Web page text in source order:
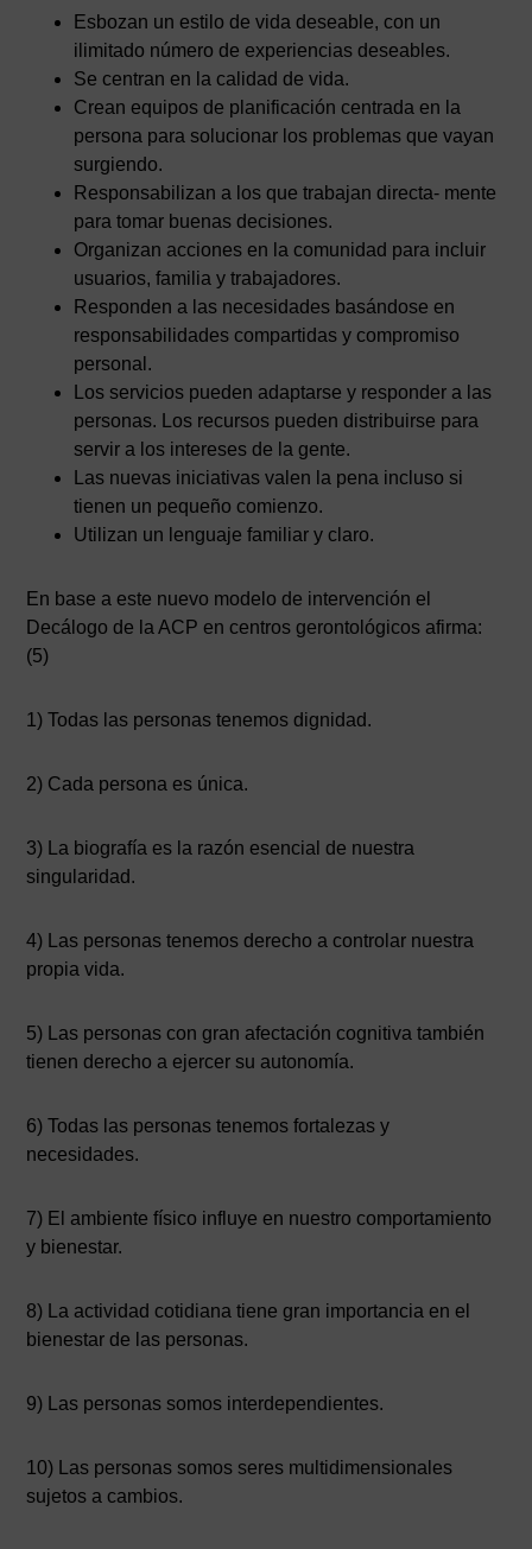
Esbozan un estilo de vida deseable, con un
ilimitado número de experiencias deseables.
Se centran en la calidad de vida.
Crean equipos de planificación centrada en la
persona para solucionar los problemas que vayan
surgiendo.
Responsabilizan a los que trabajan directa- mente
para tomar buenas decisiones.
Organizan acciones en la comunidad para incluir
usuarios, familia y trabajadores.
Responden a las necesidades basándose en
responsabilidades compartidas y compromiso
personal.
Los servicios pueden adaptarse y responder a las
personas. Los recursos pueden distribuirse para
servir a los intereses de la gente.
Las nuevas iniciativas valen la pena incluso si
tienen un pequeño comienzo.
Utilizan un lenguaje familiar y claro.
En base a este nuevo modelo de intervención el
Decálogo de la ACP en centros gerontológicos afirma:
(5)
1) Todas las personas tenemos dignidad.
2) Cada persona es única.
3) La biografía es la razón esencial de nuestra
singularidad.
4) Las personas tenemos derecho a controlar nuestra
propia vida.
5) Las personas con gran afectación cognitiva también
tienen derecho a ejercer su autonomía.
6) Todas las personas tenemos fortalezas y
necesidades.
7) El ambiente físico influye en nuestro comportamiento
y bienestar.
8) La actividad cotidiana tiene gran importancia en el
bienestar de las personas.
9) Las personas somos interdependientes.
10) Las personas somos seres multidimensionales
sujetos a cambios.